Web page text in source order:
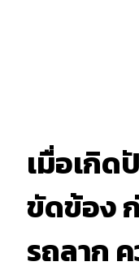
เมื่อเกิ
ขัดข้อง
รถลาก ค